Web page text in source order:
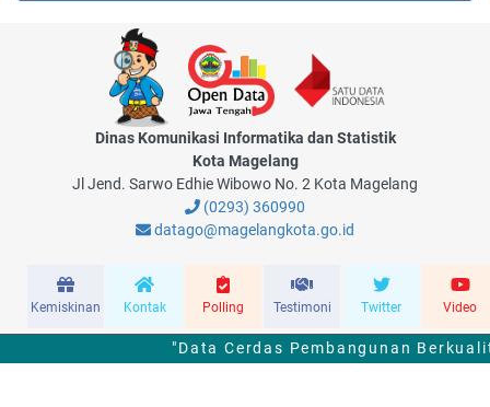
Dinas Komunikasi Informatika dan Statistik
Kota Magelang
Jl Jend. Sarwo Edhie Wibowo No. 2 Kota Magelang
(0293) 360990
datago@magelangkota.go.id
Kemiskinan Kontak Polling Testimoni Twitter Video
"Data Cerdas Pembangunan